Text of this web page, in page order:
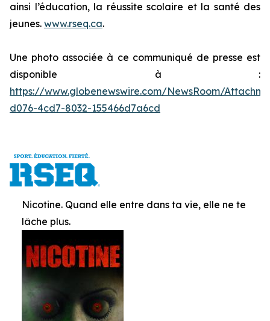
ainsi l’éducation, la réussite scolaire et la santé des
jeunes. www.rseq.ca.
Une photo associée à ce communiqué de presse est
disponible à :
https://www.globenewswire.com/NewsRoom/
d076-4cd7-8032-155466d7a6cd
Nicotine. Quand elle entre dans ta vie, elle ne te
lâche plus.